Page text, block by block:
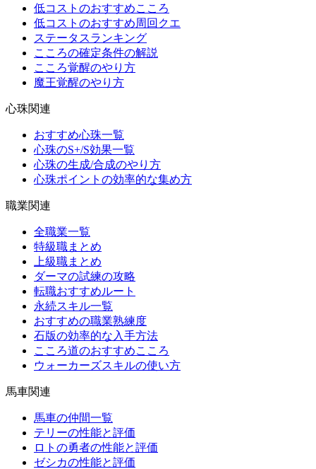
低コストのおすすめこころ
低コストのおすすめ周回クエ
ステータスランキング
こころの確定条件の解説
こころ覚醒のやり方
魔王覚醒のやり方
心珠関連
おすすめ心珠一覧
心珠のS+/S効果一覧
心珠の生成/合成のやり方
心珠ポイントの効率的な集め方
職業関連
全職業一覧
特級職まとめ
上級職まとめ
ダーマの試練の攻略
転職おすすめルート
永続スキル一覧
おすすめの職業熟練度
石版の効率的な入手方法
こころ道のおすすめこころ
ウォーカーズスキルの使い方
馬車関連
馬車の仲間一覧
テリーの性能と評価
ロトの勇者の性能と評価
ゼシカの性能と評価